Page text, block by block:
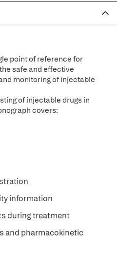
point of reference for
safe and effective
monitoring of injectable
of injectable drugs in
covers:
information
during treatment
and pharmacokinetic